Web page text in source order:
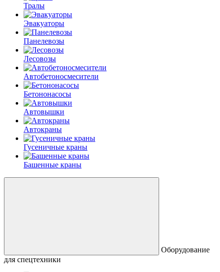
Тралы
Эвакуаторы
Панелевозы
Лесовозы
Автобетоно­смесители
Бетононасосы
Автовышки
Автокраны
Гусеничные краны
Башенные краны
Оборудование
для спецтехники